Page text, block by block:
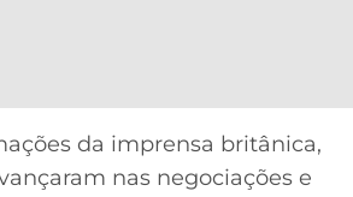
da imprensa britânica,
nas negociações e